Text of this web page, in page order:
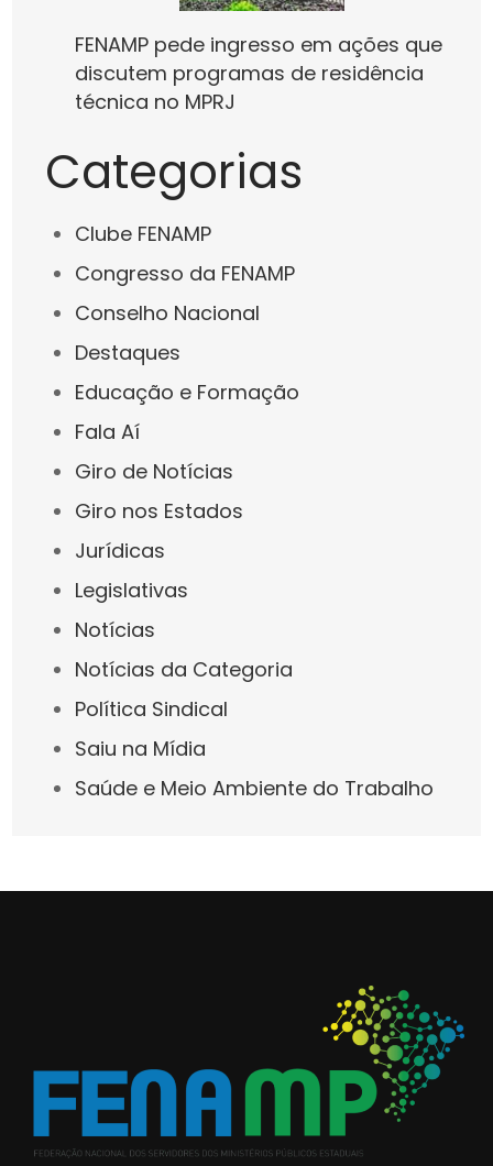
FENAMP pede ingresso em ações que
discutem programas de residência
técnica no MPRJ
Categorias
Clube FENAMP
Congresso da FENAMP
Conselho Nacional
Destaques
Educação e Formação
Fala Aí
Giro de Notícias
Giro nos Estados
Jurídicas
Legislativas
Notícias
Notícias da Categoria
Política Sindical
Saiu na Mídia
Saúde e Meio Ambiente do Trabalho